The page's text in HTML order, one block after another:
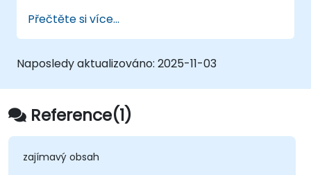
hostitelského zařízení – například CPU – a
jednoho či více výpočetních zařízení jako je
GPU, a také programovací jazyk založený na
C určený k tvorbě programů pro tato
zařízení. Díky OpenCL mohou programátoři
vytvářet úlohově i datově paralelní programy,
které efektivně využívají různé typy
procesorů v jediném systému.
Přečtěte si více...
Naposledy aktualizováno: 2025-11-03
Reference(1)
zajímavý obsah